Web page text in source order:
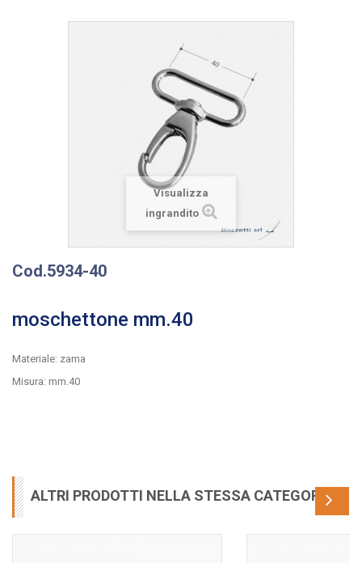
Visualizza
ingrandito
Cod.5934-40
moschettone mm.40
Materiale: zama
Misura: mm.40
ALTRI PRODOTTI NELLA STESSA CATEGORIA